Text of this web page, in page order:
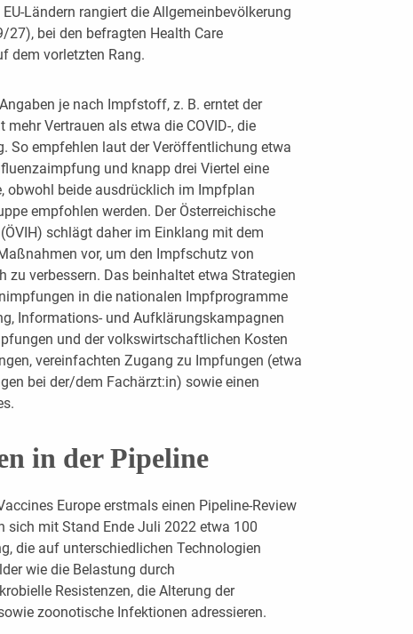
Ländern rangiert die Allgemeinbevölkerung
27), bei den befragten Health Care
dem vorletzten Rang.
je nach Impfstoff, z. B. erntet der
Vertrauen als etwa die COVID-, die
So empfehlen laut der Veröffentlichung etwa
und knapp drei Viertel eine
obwohl beide ausdrücklich im Impfplan
empfohlen werden. Der Österreichische
schlägt daher im Einklang mit dem
vor, um den Impfschutz von
zu verbessern. Das beinhaltet etwa Strategien
in die nationalen Impfprogramme
Informations- und Aufklärungskampagnen
und der volkswirtschaftlichen Kosten
vereinfachten Zugang zu Impfungen (etwa
bei der/dem Fachärzt:in) sowie einen
in der Pipeline
Europe erstmals einen Pipeline-Review
sich mit Stand Ende Juli 2022 etwa 100
die auf unterschiedlichen Technologien
wie die Belastung durch
Resistenzen, die Alterung der
zoonotische Infektionen adressieren.